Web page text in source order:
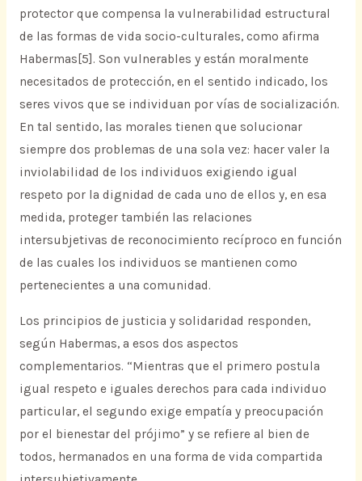
protector que compensa la vulnerabilidad estructural
de las formas de vida socio-culturales, como afirma
Habermas[5]. Son vulnerables y están moralmente
necesitados de protección, en el sentido indicado, los
seres vivos que se individuan por vías de socialización.
En tal sentido, las morales tienen que solucionar
siempre dos problemas de una sola vez: hacer valer la
inviolabilidad de los individuos exigiendo igual
respeto por la dignidad de cada uno de ellos y, en esa
medida, proteger también las relaciones
intersubjetivas de reconocimiento recíproco en función
de las cuales los individuos se mantienen como
pertenecientes a una comunidad.
Los principios de justicia y solidaridad responden,
según Habermas, a esos dos aspectos
complementarios. “Mientras que el primero postula
igual respeto e iguales derechos para cada individuo
particular, el segundo exige empatía y preocupación
por el bienestar del prójimo” y se refiere al bien de
todos, hermanados en una forma de vida compartida